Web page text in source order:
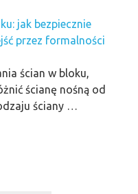
jak bezpiecznie
przez formalności
ścian w bloku,
ścianę nośną od
ściany …